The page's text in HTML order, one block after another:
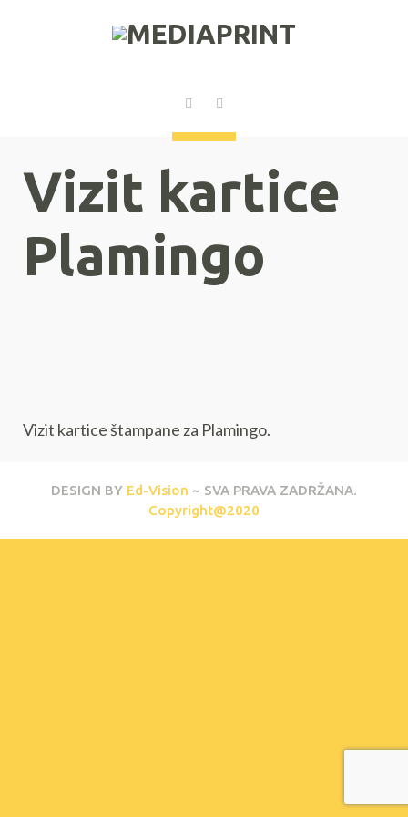
Vizit kartice
Plamingo
Vizit kartice štampane za Plamingo.
DESIGN BY Ed-Vision ~ SVA PRAVA ZADRŽANA.
Copyright@2020